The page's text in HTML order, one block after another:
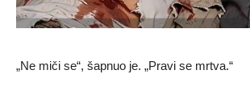
„Ne miči se“, šapnuo je. „Pravi se mrtva.“